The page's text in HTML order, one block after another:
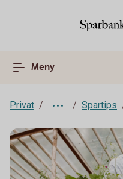
Meny
Privat Spartips